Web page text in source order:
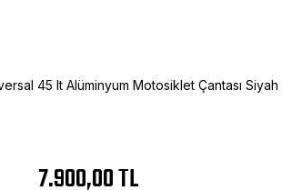
45 lt Alüminyum Motosiklet Çantası Siyah
7.900,00 TL